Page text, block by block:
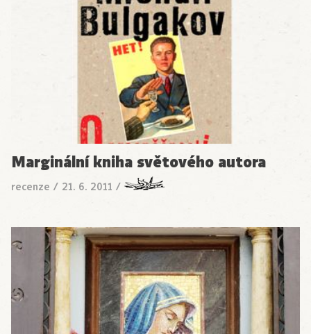
Marginální kniha světového autora
recenze / 21. 6. 2011 /